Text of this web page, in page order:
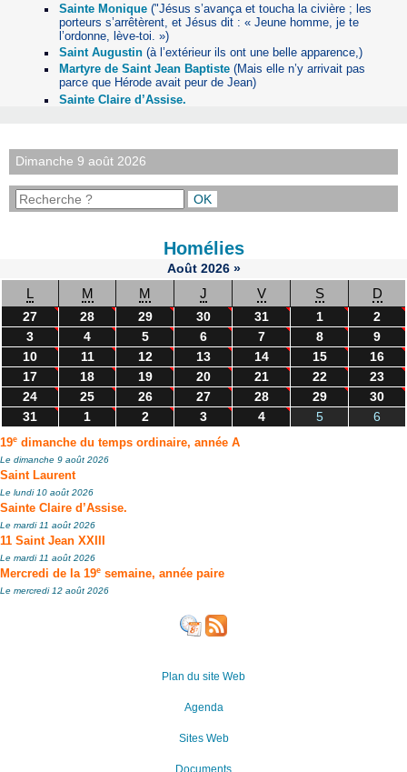
Sainte Monique("Jésus s’avança et toucha la civière ; les
porteurs s’arrêtèrent, et Jésus dit : « Jeune homme, je te
l’ordonne, lève-toi. »)
Saint Augustin(à l’extérieur ils ont une belle apparence,)
Martyre de Saint Jean Baptiste(Mais elle n’y arrivait pas
parce que Hérode avait peur de Jean)
Sainte Claire d’Assise.
Dimanche 9 août 2026
Homélies
Août 2026 »
L M M J V S D
27 28 29 30 31 1
2
3
4 5 6 7 8
9
10
11 12 13 14 15
16
17
18 19 20 21 22
23
24
25 26 27 28 29
30
31
1 2 3 4 5 6
19e dimanche du temps ordinaire, année A
Le dimanche 9 août 2026
Saint Laurent
Le lundi 10 août 2026
Sainte Claire d’Assise.
Le mardi 11 août 2026
11 Saint Jean XXIII
Le mardi 11 août 2026
Mercredi de la 19e semaine, année paire
Le mercredi 12 août 2026
Plan du site Web
Agenda
Sites Web
Documents